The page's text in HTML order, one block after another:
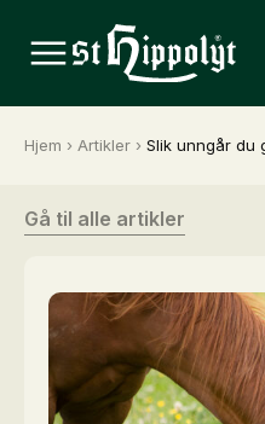
Hjem › Artikler › Slik unngår du
Gå til alle artikler